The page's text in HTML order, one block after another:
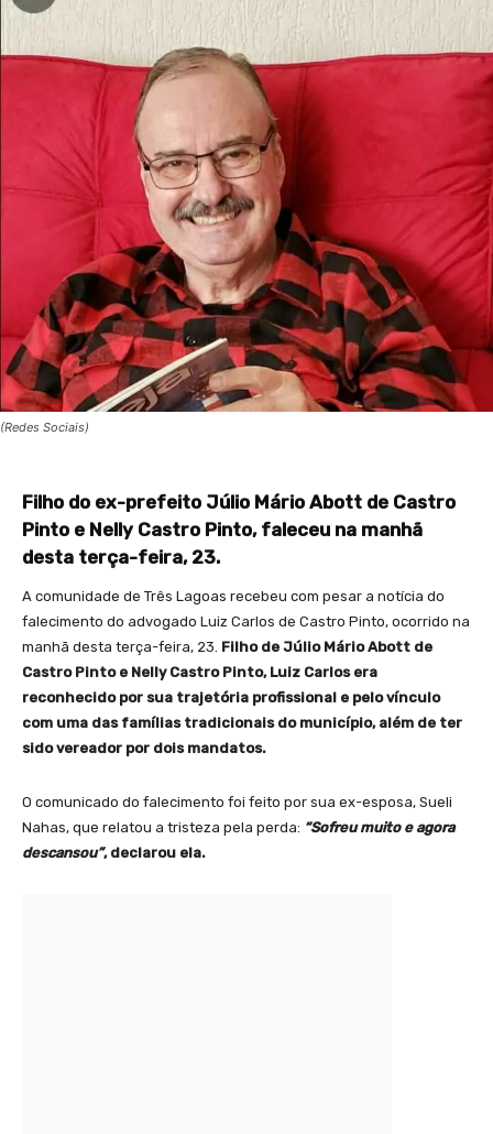
(Redes Sociais)
Filho do ex-prefeito Júlio Mário Abott de Castro
Pinto e Nelly Castro Pinto, faleceu na manhã
desta terça-feira, 23.
A comunidade de Três Lagoas recebeu com pesar a notícia do
falecimento do advogado Luiz Carlos de Castro Pinto, ocorrido na
manhã desta terça-feira, 23. Filho de Júlio Mário Abott de
Castro Pinto e Nelly Castro Pinto, Luiz Carlos era
reconhecido por sua trajetória profissional e pelo vínculo
com uma das famílias tradicionais do município, além de ter
sido vereador por dois mandatos.
O comunicado do falecimento foi feito por sua ex-esposa, Sueli
Nahas, que relatou a tristeza pela perda: “Sofreu muito e agora
descansou”, declarou ela.